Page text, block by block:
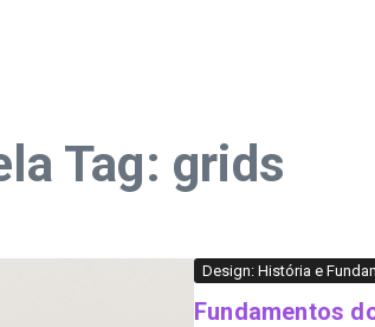
Tag: grids
Design: História e
Fundamentos